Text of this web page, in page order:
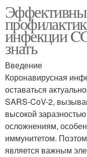
инфекции
знать
Введение
Коронавирусная
оставаться
SARS-CoV-2,
высокой
осложнениям,
иммунитетом.
является важным